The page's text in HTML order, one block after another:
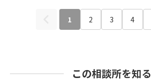
1 2 3 4
この相談所を知る